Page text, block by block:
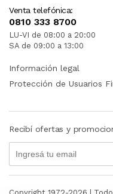
Venta telefónica:
0810 333 8700
LU-VI de 08:00 a 20:00
SA de 09:00 a 13:00
Información legal
Protección de Usuarios
Recibí ofertas y